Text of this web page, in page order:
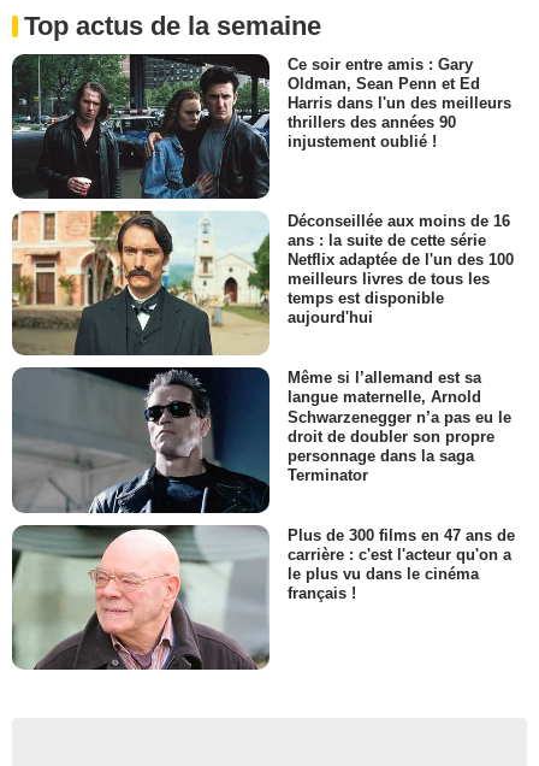
Top actus de la semaine
Ce soir entre amis : Gary
Oldman, Sean Penn et Ed
Harris dans l'un des meilleurs
thrillers des années 90
injustement oublié !
Déconseillée aux moins de 16
ans : la suite de cette série
Netflix adaptée de l'un des 100
meilleurs livres de tous les
temps est disponible
aujourd'hui
Même si l’allemand est sa
langue maternelle, Arnold
Schwarzenegger n’a pas eu le
droit de doubler son propre
personnage dans la saga
Terminator
Plus de 300 films en 47 ans de
carrière : c'est l'acteur qu'on a
le plus vu dans le cinéma
français !